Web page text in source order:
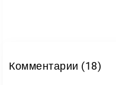
Комментарии (18)